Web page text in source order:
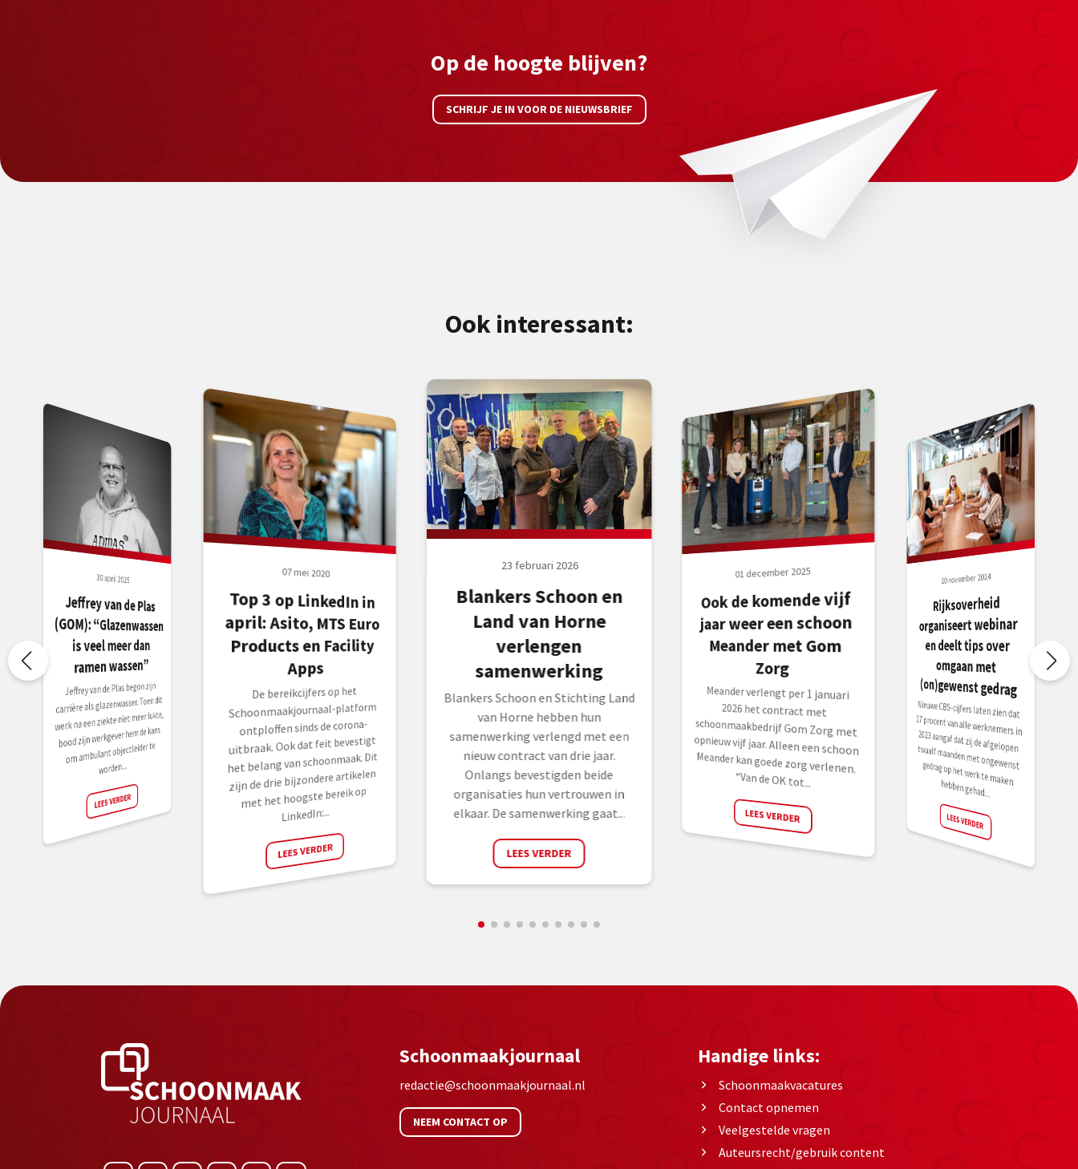
Op de hoogte blijven?
SCHRIJF JE IN VOOR DE NIEUWSBRIEF
Ook interessant:
30 april 2025
Jeffrey van de Plas
(GOM): “Glazenwassen
is veel meer dan
ramen wassen”
Jeffrey van de Plas begon zijn
carrière als glazenwasser. Toen dit
werk na een ziekte niet meer lukte,
bood zijn werkgever hem de kans
om ambulant objectleider te
worden....
LEES VERDER
07 mei 2020
Top 3 op LinkedIn in
april: Asito, MTS Euro
Products en Facility
Apps
De bereikcijfers op het
Schoonmaakjournaal-platform
ontploffen sinds de corona-
uitbraak. Ook dat feit bevestigt
het belang van schoonmaak. Dit
zijn de drie bijzondere artikelen
met het hoogste bereik op
LinkedIn:...
LEES VERDER
23 februari 2026
Blankers Schoon en
Land van Horne
verlengen
samenwerking
Blankers Schoon en Stichting Land
van Horne hebben hun
samenwerking verlengd met een
nieuw contract van drie jaar.
Onlangs bevestigden beide
organisaties hun vertrouwen in
elkaar. De samenwerking gaat...
LEES VERDER
01 december 2025
Ook de komende vijf
jaar weer een schoon
Meander met Gom
Zorg
Meander verlengt per 1 januari
2026 het contract met
schoonmaakbedrijf Gom Zorg met
opnieuw vijf jaar. Alleen een schoon
Meander kan goede zorg verlenen.
“Van de OK tot...
LEES VERDER
20 november 2024
Rijksoverheid
organiseert webinar
en deelt tips over
omgaan met
(on)gewenst gedrag
Nieuwe CBS-cijfers laten zien dat
17 procent van alle werknemers in
2023 aangaf dat zij de afgelopen twaalf maanden met ongewenst gedrag op het werk te maken
hebben gehad....
LEES VERDER
Schoonmaakjournaal
redactie@schoonmaakjournaal.nl
NEEM CONTACT OP
Handige links:
Schoonmaakvacatures
Contact opnemen
Veelgestelde vragen
Auteursrecht/gebruik content